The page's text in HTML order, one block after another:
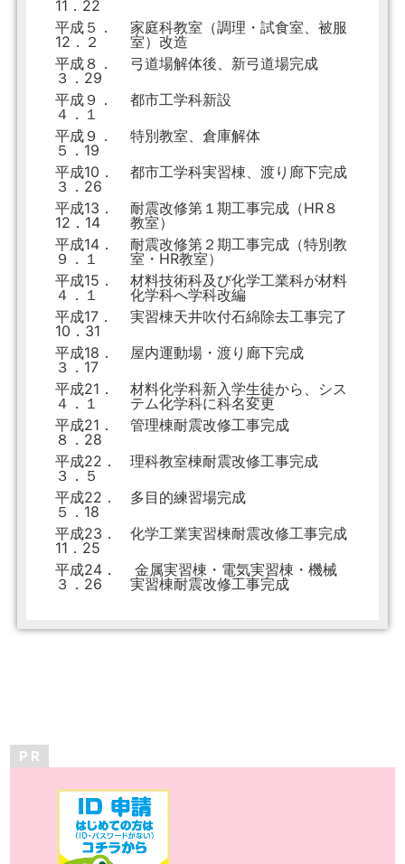
11．22
平成５．
12．２
家庭科教室（調理・試食室、被服
室）改造
平成８．
３．29
弓道場解体後、新弓道場完成
平成９．
４．１
都市工学科新設
平成９．
５．19
特別教室、倉庫解体
平成10．
３．26
都市工学科実習棟、渡り廊下完成
平成13．
12．14
耐震改修第１期工事完成（HR８
教室）
平成14．
９．１
耐震改修第２期工事完成（特別教
室・HR教室）
平成15．
４．１
材料技術科及び化学工業科が材料
化学科へ学科改編
平成17．
10．31
実習棟天井吹付石綿除去工事完了
平成18．
３．17
屋内運動場・渡り廊下完成
平成21．
４．１
材料化学科新入学生徒から、シス
テム化学科に科名変更
平成21．
８．28
管理棟耐震改修工事完成
平成22．
３．５
理科教室棟耐震改修工事完成
平成22．
５．18
多目的練習場完成
平成23．
11．25
化学工業実習棟耐震改修工事完成
平成24．
３．26
金属実習棟・電気実習棟・機械
実習棟耐震改修工事完成
P R